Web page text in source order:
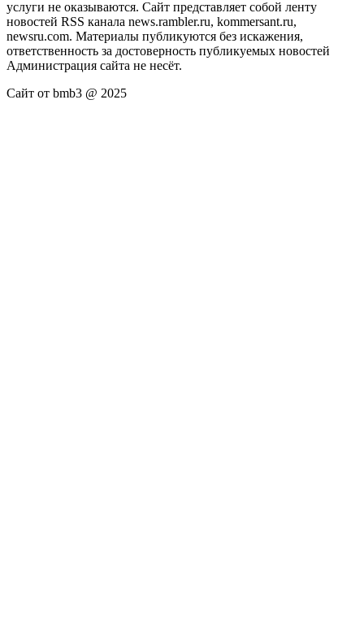
услуги не оказываются. Сайт представляет собой ленту
новостей RSS канала news.rambler.ru, kommersant.ru,
newsru.com. Материалы публикуются без искажения,
ответственность за достоверность публикуемых новостей
Администрация сайта не несёт.
Сайт от bmb3 @ 2025